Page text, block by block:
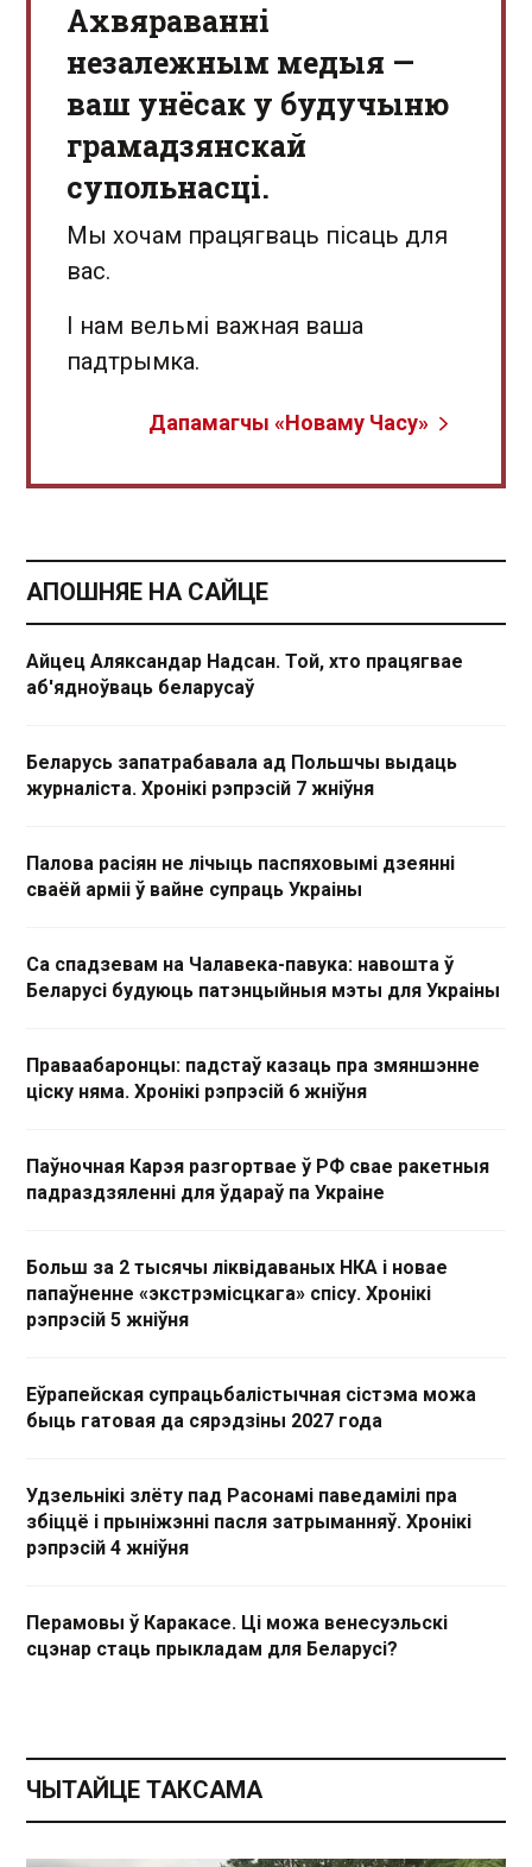
Aхвяраванні
незалежным медыя —
ваш унёсак у будучыню
грамадзянскай
супольнасці.
Мы хочам працягваць пісаць для
вас.
І нам вельмі важная ваша
падтрымка.
Дапамагчы «Новаму Часу»
АПОШНЯЕ НА САЙЦЕ
Айцец Аляксандар Надсан. Той, хто працягвае
аб'ядноўваць беларусаў
Беларусь запатрабавала ад Польшчы выдаць
журналіста. Хронікі рэпрэсій 7 жніўня
Палова расіян не лічыць паспяховымі дзеянні
сваёй арміі ў вайне супраць Украіны
Са спадзевам на Чалавека-павука: навошта ў
Беларусі будуюць патэнцыйныя мэты для Украіны
Праваабаронцы: падстаў казаць пра змяншэнне
ціску няма. Хронікі рэпрэсій 6 жніўня
Паўночная Карэя разгортвае ў РФ свае ракетныя
падраздзяленні для ўдараў па Украіне
Больш за 2 тысячы ліквідаваных НКА і новае
папаўненне «экстрэмісцкага» спісу. Хронікі
рэпрэсій 5 жніўня
Еўрапейская супрацьбалістычная сістэма можа
быць гатовая да сярэдзіны 2027 года
Удзельнікі злёту пад Расонамі паведамілі пра
збіццё і прыніжэнні пасля затрыманняў. Хронікі
рэпрэсій 4 жніўня
Перамовы ў Каракасе. Ці можа венесуэльскі
сцэнар стаць прыкладам для Беларусі?
ЧЫТАЙЦЕ ТАКСАМА